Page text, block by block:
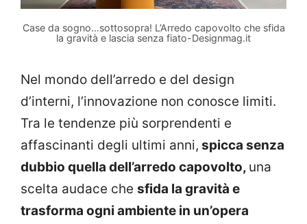
Case da sogno…sottosopra! L’Arredo capovolto che sfida
la gravità e lascia senza fiato-Designmag.it
Nel mondo dell’arredo e del design
d’interni, l’innovazione non conosce limiti.
Tra le tendenze più sorprendenti e
affascinanti degli ultimi anni, spicca senza
dubbio quella dell’arredo capovolto, una
scelta audace che sfida la gravità e
trasforma ogni ambiente in un’opera